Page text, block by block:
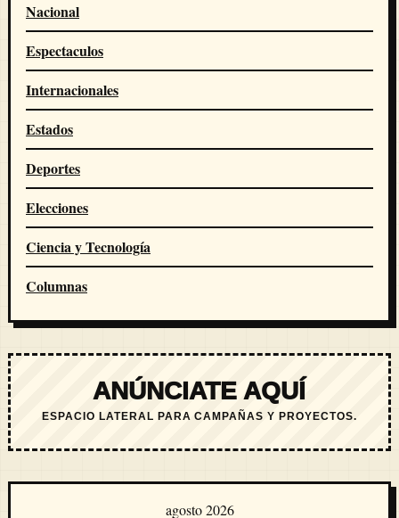
Nacional
Espectaculos
Internacionales
Estados
Deportes
Elecciones
Ciencia y Tecnología
Columnas
ANÚNCIATE AQUÍ
ESPACIO LATERAL PARA CAMPAÑAS Y PROYECTOS.
agosto 2026